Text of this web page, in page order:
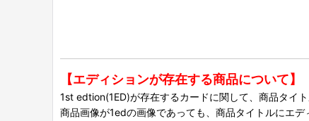
【エディションが存在する商品について】
1st edtion(1ED)が存在するカードに関して、商品タイ
商品画像が1edの画像であっても、商品タイトルにエデ